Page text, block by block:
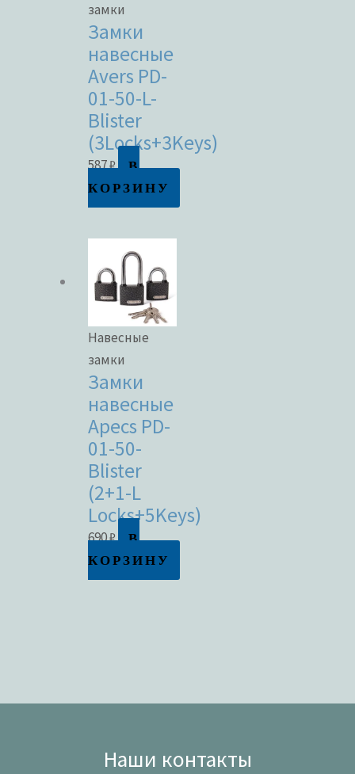
замки
Замки
навесные
Avers PD-
01-50-L-
Blister
(3Locks+3Keys)
587₽
В
КОРЗИНУ
Навесные
замки
Замки
навесные
Apecs PD-
01-50-
Blister
(2+1-L
Locks+5Keys)
690₽
В
КОРЗИНУ
Наши контакты